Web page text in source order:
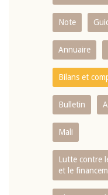
Note
Annuaire
Bilans et
Bulletin
Mali
Lutte contre
et le